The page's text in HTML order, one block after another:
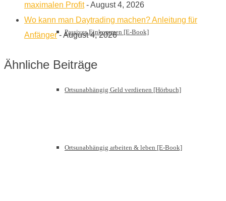
Passives Einkommen [E-Book]
Ortsunabhängig Geld verdienen [Hörbuch]
Ortsunabhängig arbeiten & leben [E-Book]
maximalen Profit- August 4, 2026
Wo kann man Daytrading machen? Anleitung für
Anfänger- August 4, 2026
Ähnliche Beiträge